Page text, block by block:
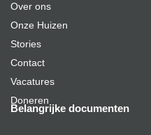
Over ons
Onze Huizen
Stories
Contact
Vacatures
Doneren
Belangrijke documenten